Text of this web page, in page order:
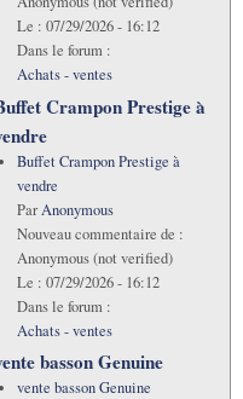
Le : 07/29/2026 - 16:12
Dans le forum :
Achats - ventes
Crampon Prestige à
Buffet Crampon Prestige à
vendre
ParAnonymous
Nouveau commentaire de :
Anonymous (not verified)
Le : 07/29/2026 - 16:12
Dans le forum :
Achats - ventes
basson Genuine
vente basson Genuine